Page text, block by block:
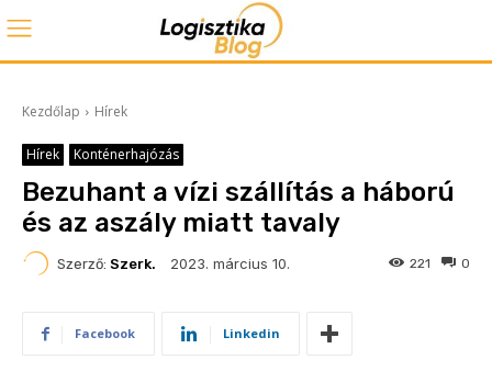
Kezdőlap Hírek
Hírek Konténerhajózás
Bezuhant a vízi szállítás a háború
és az aszály miatt tavaly
Szerző: Szerk. 2023. március 10. 0
221
Facebook Linkedin